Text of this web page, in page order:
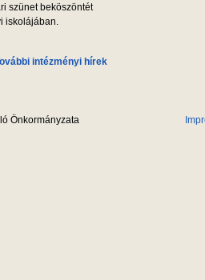
szünet beköszöntét
iskolájában.
intézményi hírek
Önkormányzata